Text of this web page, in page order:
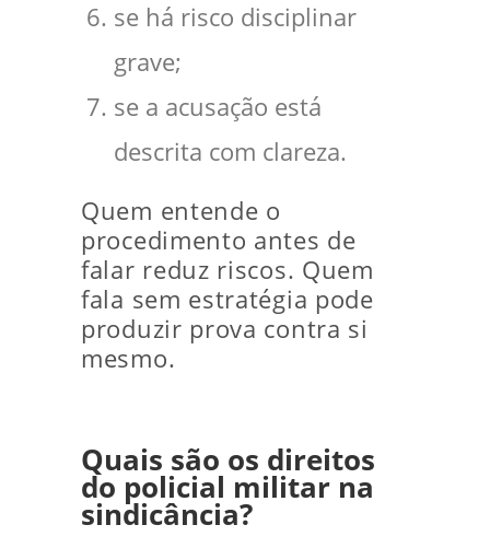
se há risco disciplinar
grave;
se a acusação está
descrita com clareza.
Quem entende o
procedimento antes de
falar reduz riscos. Quem
fala sem estratégia pode
produzir prova contra si
mesmo.
Quais são os direitos
do policial militar na
sindicância?